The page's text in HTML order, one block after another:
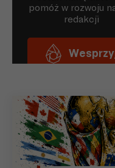
Uwagi
11 minut
9 minut